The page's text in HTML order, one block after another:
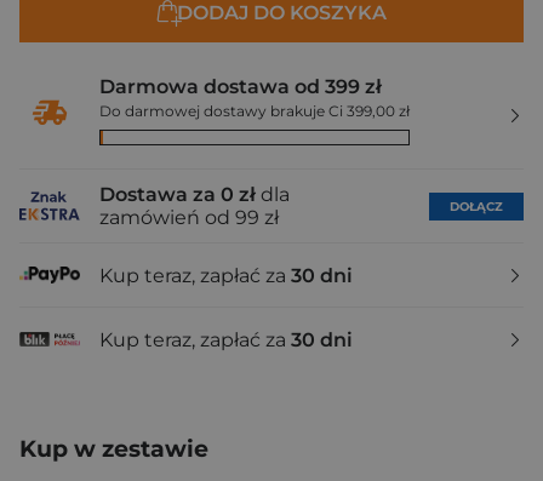
DODAJ DO KOSZYKA
Darmowa dostawa od 399 zł
Do darmowej dostawy brakuje Ci 399,00 zł
Dostawa za 0 zł dla
zamówień od 99 zł
DOŁĄCZ
Kup teraz, zapłać za 30 dni
Kup teraz, zapłać za 30 dni
Kup w zestawie